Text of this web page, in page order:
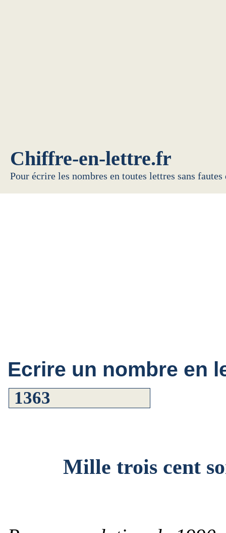
Chiffre-en-lettre.fr
Pour écrire les nombres en toutes lettres sans
Ecrire un nombre en
Mille trois cent